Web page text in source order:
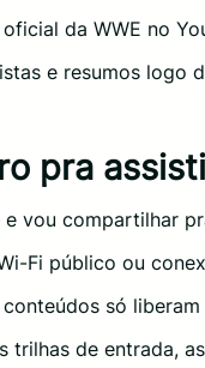
da WWE no
e resumos logo
pra
vou compartilhar
Fi público ou
só
trilhas de entrada,